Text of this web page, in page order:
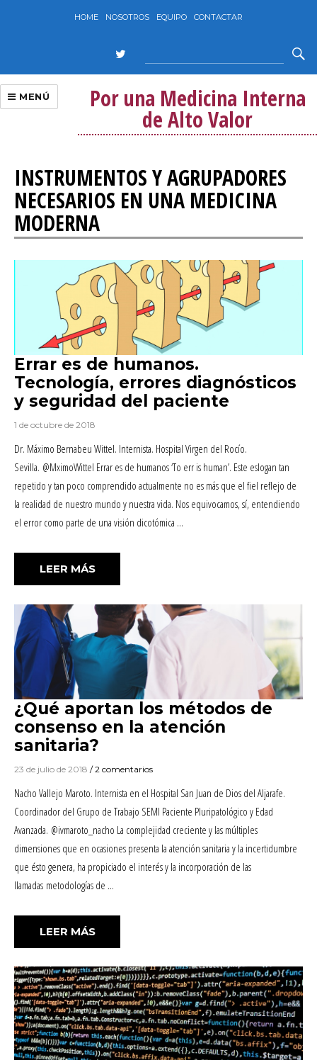
HOME NOSOTROS EQUIPO CONTACTAR
Por una Medicina Interna
de Alto Valor
MENÚ
INSTRUMENTOS Y AGRUPADORES
NECESARIOS EN UNA MEDICINA
MODERNA
Errar es de humanos.
Tecnología, errores diagnósticos
y seguridad del paciente
1 de octubre de 2018
Dr. Máximo Bernabeu Wittel. Internista. Hospital Virgen del Rocío.
Sevilla. @MximoWittel Errar es de humanos ‘To err is human’. Este eslogan tan
repetido y tan poco comprendido actualmente no es más que el fiel reflejo de
la realidad de nuestro mundo y nuestra vida. Nos equivocamos, sí, entendiendo
el error como parte de una visión dicotómica …
LEER MÁS«ERRAR ES DE HUMANOS.
¿Qué aportan los métodos de
consenso en la atención
sanitaria?
23 de julio de 2018 / 2 comentarios
Nacho Vallejo Maroto. Internista en el Hospital San Juan de Dios del Aljarafe.
Coordinador del Grupo de Trabajo SEMI Paciente Pluripatológico y Edad
Avanzada. @ivmaroto_nacho La complejidad creciente y las múltiples
dimensiones que en ocasiones presenta la atención sanitaria y la incertidumbre
que ésto genera, ha propiciado el interés y la incorporación de las
llamadas metodologías de …
LEER MÁS«¿QUÉ APORTAN LOS MÉTODOS DE